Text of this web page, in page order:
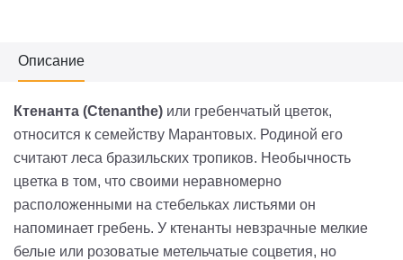
Описание
Ктенанта (Ctenanthe) или гребенчатый цветок,
относится к семейству Марантовых. Родиной его
считают леса бразильских тропиков. Необычность
цветка в том, что своими неравномерно
расположенными на стебельках листьями он
напоминает гребень. У ктенанты невзрачные мелкие
белые или розоватые метельчатые соцветия, но